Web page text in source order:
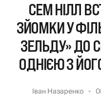
СЕМ НІЛЛ
ЗЙОМКИ У
ЗЕЛЬДУ» ДО
ОДНІЄЮ З
Іван Назаренко